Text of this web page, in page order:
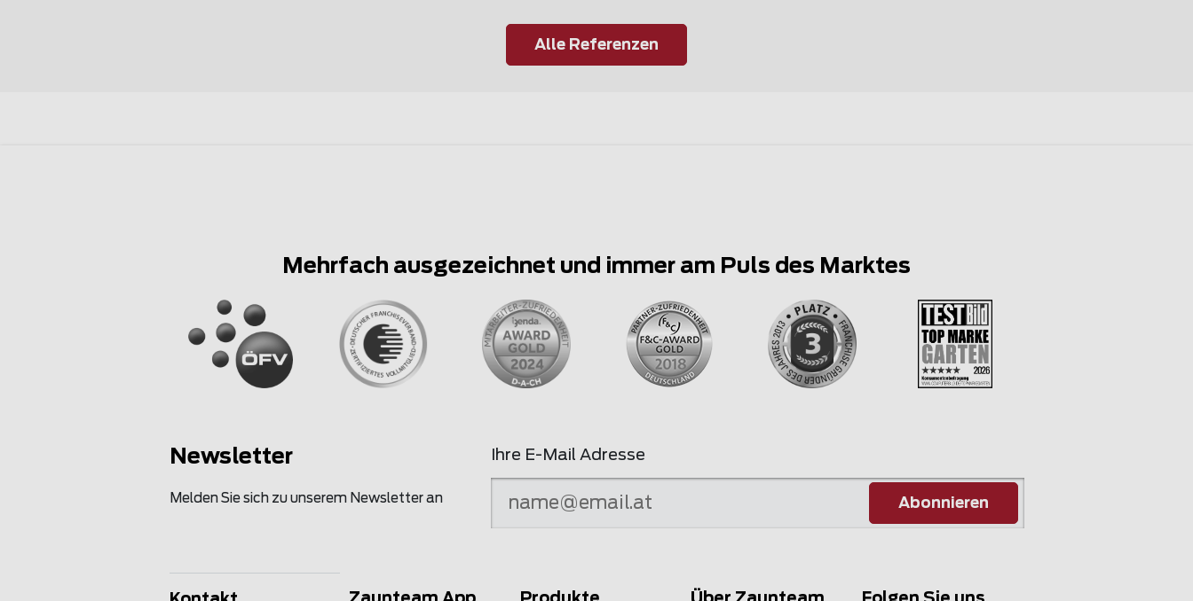
Alle Referenzen
Mehrfach ausgezeichnet und immer am Puls des Marktes
Newsletter
Melden Sie sich zu unserem Newsletter an
Ihre E-Mail Adresse
Abonnieren